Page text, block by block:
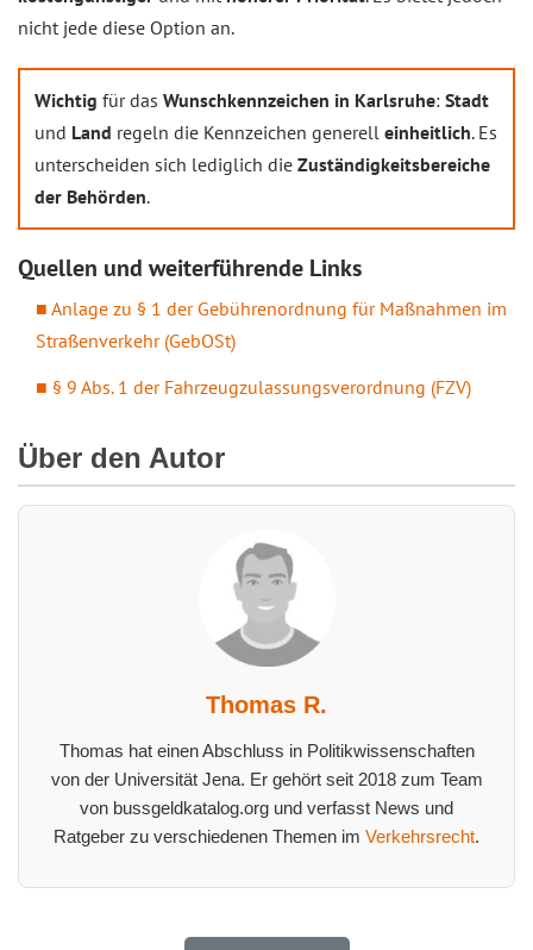
nicht jede diese Option an.
Wichtig für das Wunschkennzeichen in Karlsruhe: Stadt
und Land regeln die Kennzeichen generell einheitlich. Es
unterscheiden sich lediglich die Zuständigkeitsbereiche
der Behörden.
Quellen und weiterführende Links
Anlage zu § 1 der Gebührenordnung für Maßnahmen im
Straßenverkehr (GebOSt)
§ 9 Abs. 1 der Fahrzeugzulassungsverordnung (FZV)
Über den Autor
Thomas R.
Thomas hat einen Abschluss in Politikwissenschaften
von der Universität Jena. Er gehört seit 2018 zum Team
von bussgeldkatalog.org und verfasst News und
Ratgeber zu verschiedenen Themen im Verkehrsrecht.